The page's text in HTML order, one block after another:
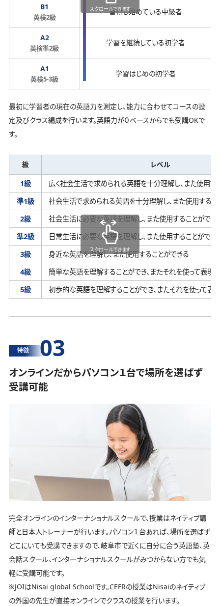
B1
英検2級
習得し始めている中級者
A2
英検準2級
学習を継続している初学者
A1
英検5-3級
学習はじめの初学者
スクロールできます
最初に学習者の現在の英語力を測定し、能力に合わせてコースの設
定及びクラス編成を行います。英語力が０ベースからでも受講OKで
す。
級 レベル
1級 広く社会生活で求められる英語を十分理解し、 また使用す
準1級
社会生活で求められる英語を十分理解し、 また使用するこ
2級
社会生活に必要な英語を理解し、 また使用することができ
準2級
日常生活に必要な英語を理解し、 また使用することができ
3級
身近な英語を理解し、また使用することができる
4級
簡単な英語を理解することができ、 またそれを使って表現
5級
初歩的な英語を理解することができ、 またそれを使って表
スクロールできます
特徴 03
オンラインだからパソコン１台で場所を選ばず
受講可能
完全オンラインのインターナショナルスクールで、授業はネイティブ講
師と日本人トレーナーが行います。パソコン１台あれば、場所を選ばず
どこにいても受講できますので、岐阜市で近くに自分に合う英語塾、英
会話スクール、インターナショナルスクールがみつからない方でも気
軽に受講可能です。
※JOIはNisai global Schoolです。CEFRの授業はNisaiのネイティブ
の外国の先生が直接オンラインでクラスの授業を行います。